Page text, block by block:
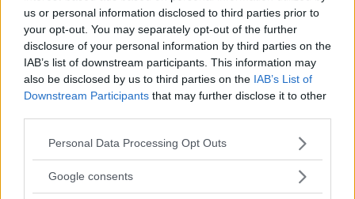
us or personal information disclosed to third parties prior to
your opt-out. You may separately opt-out of the further
disclosure of your personal information by third parties on the
IAB’s list of downstream participants. This information may
also be disclosed by us to third parties on the IAB’s List of
Downstream Participants that may further disclose it to other
Please note that this website/app uses one or more Google
not limited to your visit or usage behaviour. You may click to
Personal Data Processing Opt Outs
Google consents
SM-guld i Ponnyallsvenska 2026 går till Alice
Hammarlund […]
Publicerad 08:17, 9 juli 2026
VM-guld till
Midsommarkransen: Största
internationella framgången